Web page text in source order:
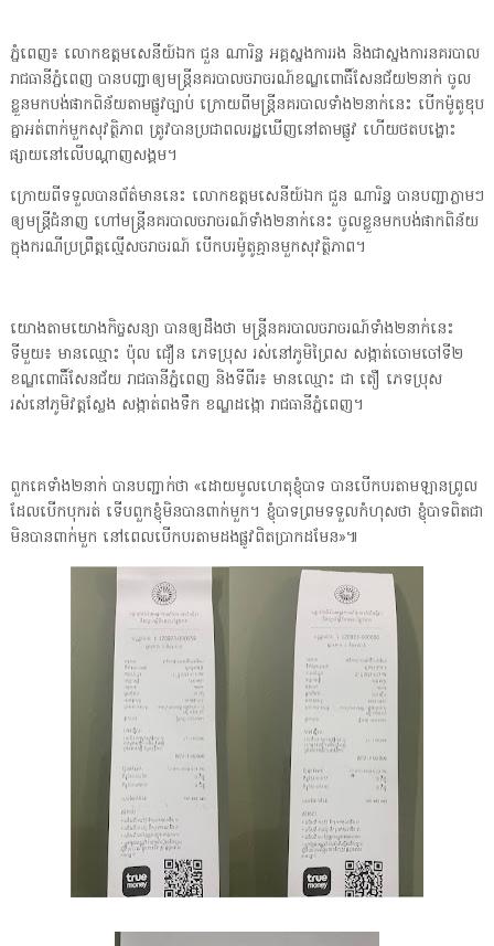
ភ្នំពេញ៖ លោកឧត្តមសេនីយ៍ឯក ជួន ណារិន្ទ អគ្គស្នងការរង និងជាស្នងការនគរបាល
រាជធានីភ្នំពេញ បានបញ្ជាឲ្យមន្ដ្រីនគរបាលចរាចរណ៍ខណ្ឌពោធិ៍សែនជ័យ២នាក់ ចូល
ខ្លួនមកបង់ផាកពិន័យតាមផ្លូវច្បាប់ ក្រោយពីមន្ដ្រីនគរបាលទាំង២នាក់នេះ បើកម៉ូតូឌុប
គ្នាអត់ពាក់មួកសុវត្ថិភាព ត្រូវបានប្រជាពលរដ្ឋឃើញនៅតាមផ្លូវ ហើយថតបង្ហោះ
ផ្សាយនៅលើបណ្ដាញសង្គម។
ក្រោយពីទទួលបានព័ត៌មាននេះ លោកឧត្តមសេនីយ៍ឯក ជួន ណារិន្ទ បានបញ្ជាភ្លាមៗ
ឲ្យមន្ដ្រីជំនាញ ហៅមន្ដ្រីនគរបាលចរាចរណ៍ទាំង២នាក់នេះ ចូលខ្លួនមកបង់ផាកពិន័យ
ក្នុងករណីប្រព្រឹត្ដល្មើសចរាចរណ៍ បើកបរម៉ូតូគ្មានមួកសុវត្ថិភាព។
យោងតាមយោងកិច្ចសន្យា បានឲ្យដឹងថា មន្ដ្រីនគរបាលចរាចរណ៍ទាំង២នាក់នេះ
ទីមួយ៖ មានឈ្មោះ ប៉ុល ជឿន ភេទប្រុស រស់នៅភូមិព្រៃស សង្កាត់ចោមចៅទី២
ខណ្ឌពោធិ៍សែនជ័យ រាជធានីភ្នំពេញ និងទីពីរ៖ មានឈ្មោះ ជា តឿ ភេទប្រុស
រស់នៅភូមិវត្ដស្លែង សង្កាត់ពងទឹក ខណ្ឌដង្កោ រាជធានីភ្នំពេញ។
ពួកគេទាំង២នាក់ បានបញ្ជាក់ថា «ដោយមូលហេតុខ្ញុំបាទ បានបើកបរតាមឡានព្រូល
ដែលបើកបុករត់ ទើបពួកខ្ញុំមិនបានពាក់មួក។ ខ្ញុំបាទព្រមទទួលកំហុសថា ខ្ញុំបាទពិតជា
មិនបានពាក់មួក នៅពេលបើកបរតាមដងផ្លូវពិតប្រាកដមែន»៕